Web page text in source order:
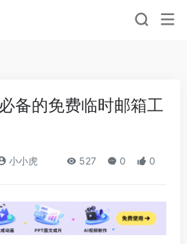
备的免费临时邮箱工
小小虎 527 0 0